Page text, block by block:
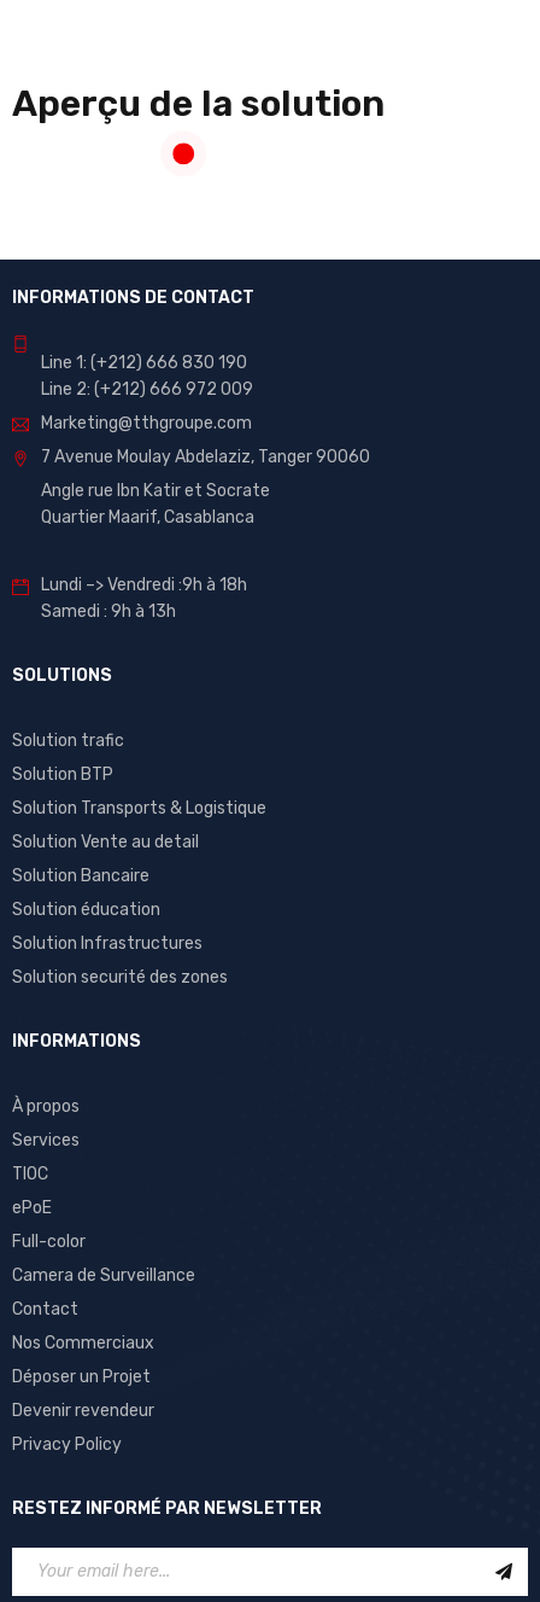
Aperçu de la solution
INFORMATIONS DE CONTACT
Line 1: (+212) 666 830 190
Line 2: (+212) 666 972 009
Marketing@tthgroupe.com
7 Avenue Moulay Abdelaziz, Tanger 90060
Angle rue Ibn Katir et Socrate
Quartier Maarif, Casablanca
Lundi –> Vendredi :9h à 18h
Samedi : 9h à 13h
SOLUTIONS
Solution trafic
Solution BTP
Solution Transports & Logistique
Solution Vente au detail
Solution Bancaire
Solution éducation
Solution Infrastructures
Solution securité des zones
INFORMATIONS
À propos
Services
TIOC
ePoE
Full-color
Camera de Surveillance
Contact
Nos Commerciaux
Déposer un Projet
Devenir revendeur
Privacy Policy
RESTEZ INFORMÉ PAR NEWSLETTER